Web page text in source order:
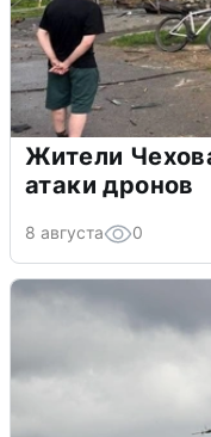
Жители
атаки дронов
8 августа 0